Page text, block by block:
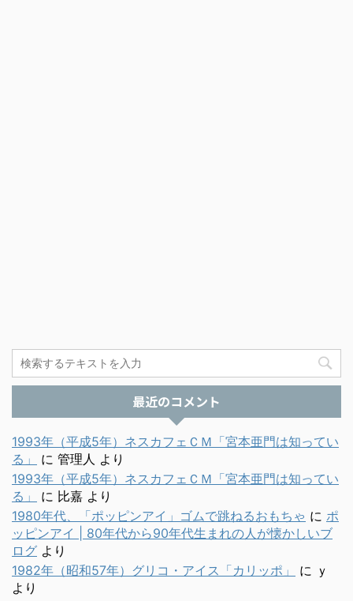
最近のコメント
1993年（平成5年）ネスカフェＣＭ「宮本亜門は知ってい
る」
に 管理人 より
1993年（平成5年）ネスカフェＣＭ「宮本亜門は知ってい
る」
に 比嘉 より
1980年代、「ポッピンアイ」ゴムで跳ねるおもちゃ に ポ
ッピンアイ | 80年代から90年代生まれの人が懐かしいブ
ログ より
1982年（昭和57年）グリコ・アイス「カリッポ」
に ｙ
より